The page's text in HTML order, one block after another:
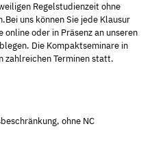
Regelstudienzeit ohne
uns können Sie jede Klausur
oder in Präsenz an unseren
Die Kompaktseminare in
zahlreichen Terminen statt.
ohne NC